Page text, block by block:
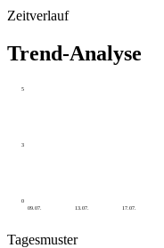
Zeitverlauf
Trend-Analyse
0
3
5
09.07. 13.07. 17.07.
Tagesmuster